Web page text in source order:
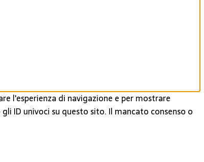
l'esperienza di navigazione e per mostrare
ID univoci su questo sito. Il mancato consenso o